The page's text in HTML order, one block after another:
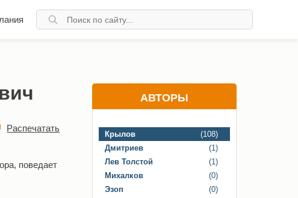
Распечатать
поведает
АВТОРЫ
Крылов
(108)
Дмитриев
(1)
Лев Толстой
(1)
Михалков
(0)
Эзоп
(0)